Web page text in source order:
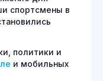
спортсмены в
политики и
и мобильных